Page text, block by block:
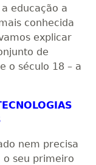
educação a
conhecida
explicar
de
o século 18 – a
nem precisa
seu primeiro